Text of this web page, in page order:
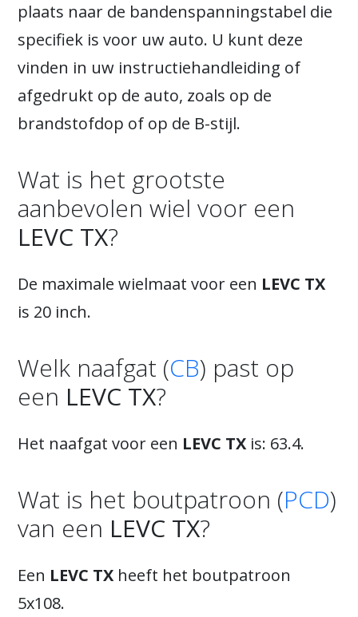
plaats naar de bandenspanningstabel die
specifiek is voor uw auto. U kunt deze
vinden in uw instructiehandleiding of
afgedrukt op de auto, zoals op de
brandstofdop of op de B-stijl.
Wat is het grootste
aanbevolen wiel voor een
LEVC TX?
De maximale wielmaat voor een LEVC TX
is 20 inch.
Welk naafgat (CB) past op
een LEVC TX?
Het naafgat voor een LEVC TX is: 63.4.
Wat is het boutpatroon (PCD)
van een LEVC TX?
Een LEVC TX heeft het boutpatroon
5x108.